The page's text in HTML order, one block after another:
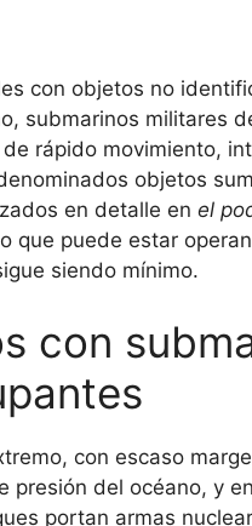
con objetos no
submarinos militares
rápido movimiento,
objetos
en detalle en el
que puede estar
siendo mínimo.
con
con escaso
presión del océano, y
portan armas